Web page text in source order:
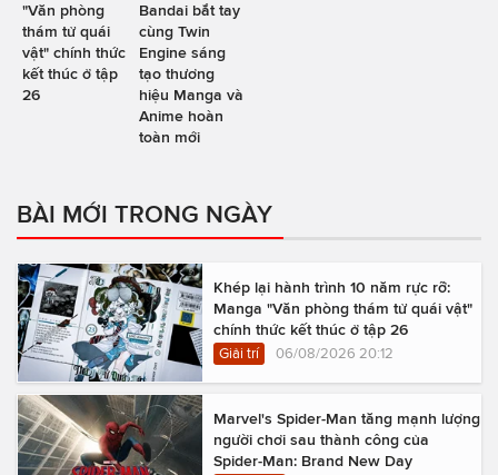
"Văn phòng
thám tử quái
vật" chính thức
kết thúc ở tập
26
Bandai bắt tay
cùng Twin
Engine sáng
tạo thương
hiệu Manga và
Anime hoàn
toàn mới
BÀI MỚI TRONG NGÀY
Khép lại hành trình 10 năm rực rỡ:
Manga "Văn phòng thám tử quái vật"
chính thức kết thúc ở tập 26
Giải trí 06/08/2026 20:12
Marvel's Spider-Man tăng mạnh lượng
người chơi sau thành công của
Spider-Man: Brand New Day